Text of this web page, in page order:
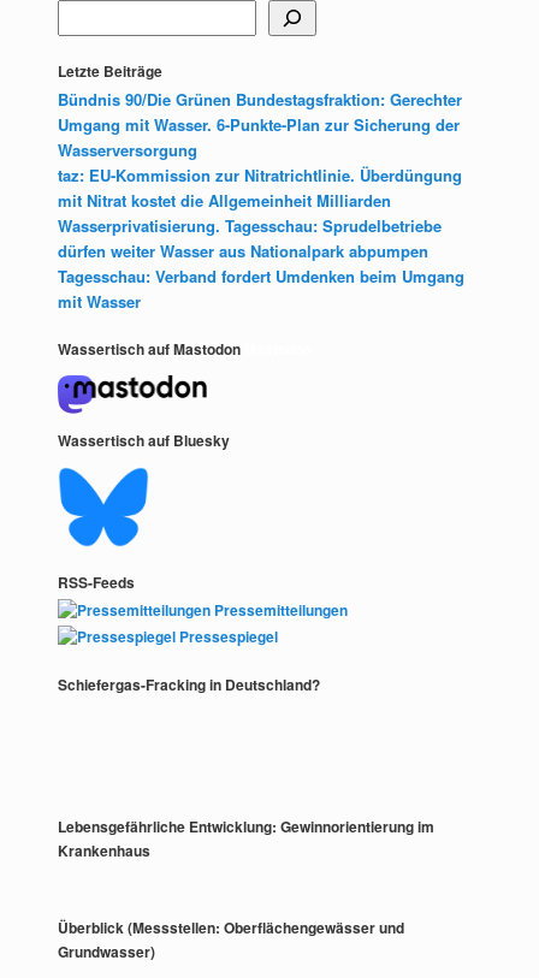
Letzte Beiträge
Bündnis 90/Die Grünen Bundestagsfraktion: Gerechter
Umgang mit Wasser. 6-Punkte-Plan zur Sicherung der
Wasserversorgung
taz: EU-Kommission zur Nitratrichtlinie. Überdüngung
mit Nitrat kostet die Allgemeinheit Milliarden
Wasserprivatisierung. Tagesschau: Sprudelbetriebe
dürfen weiter Wasser aus Nationalpark abpumpen
Tagesschau: Verband fordert Umdenken beim Umgang
mit Wasser
Wassertisch auf Mastodon
Wassertisch auf Bluesky
RSS-Feeds
Pressemitteilungen
Pressespiegel
Schiefergas-Fracking in Deutschland?
Lebensgefährliche Entwicklung: Gewinnorientierung im
Krankenhaus
Überblick (Messstellen: Oberflächengewässer und
Grundwasser)